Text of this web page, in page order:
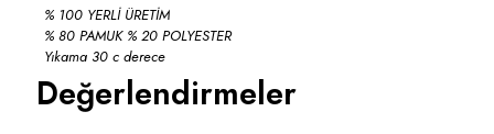
% 100 YERLİ ÜRETİM
% 80 PAMUK % 20 POLYESTER
Yıkama 30 c derece
Değerlendirmeler